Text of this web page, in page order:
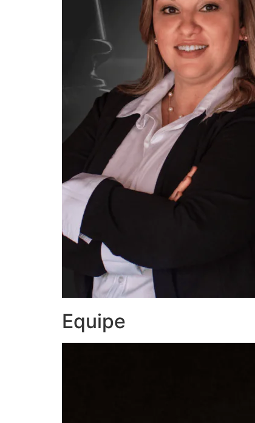
Equipe